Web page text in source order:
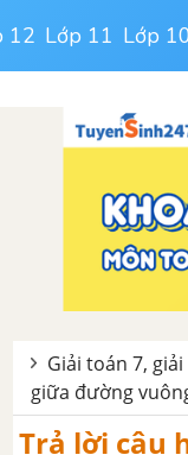
12 Lớp 11 Lớp
Giải toán 7,
giữa đường
Trả lời câu